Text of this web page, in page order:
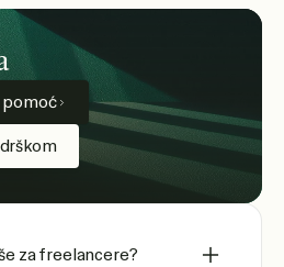
pomoć
za freelancere?